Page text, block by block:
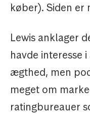
køber). Siden er
Lewis anklager
havde interesse
ægthed, men
meget om
ratingbureauer